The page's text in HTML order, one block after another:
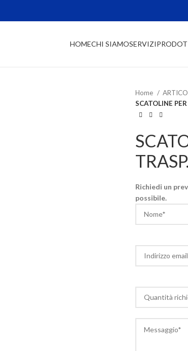
HOMECHI SIAMOSERVIZI
Home
SCATOLINE
Richiedi un
possibile.